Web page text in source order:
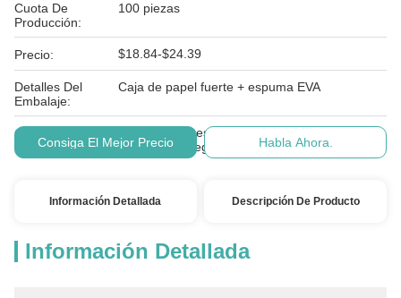
Cuota De
Producción:
100 piezas
Precio: $18.84-$24.39
Detalles Del
Embalaje:
Caja de papel fuerte + espuma EVA
Condiciones De
Pago:
Las condiciones de los productos incluidos en
el presente Reglamento son las siguientes:
Consiga El Mejor Precio Habla Ahora.
Información Detallada Descripción De Producto
Información Detallada